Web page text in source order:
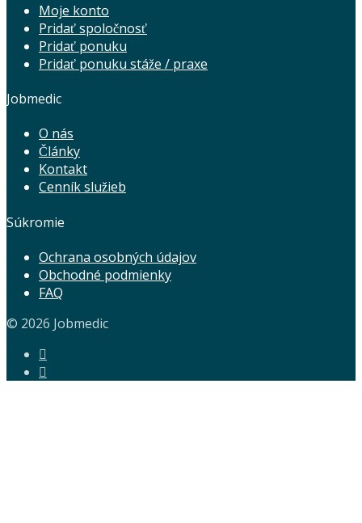
Moje konto
Pridať spoločnosť
Pridať ponuku
Pridať ponuku stáže / praxe
Jobmedic
O nás
Články
Kontakt
Cenník služieb
Súkromie
Ochrana osobných údajov
Obchodné podmienky
FAQ
© 2026 Jobmedic